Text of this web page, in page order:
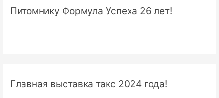
Питомнику Формула Успеха 26 лет!
Главная выставка такс 2024 года!